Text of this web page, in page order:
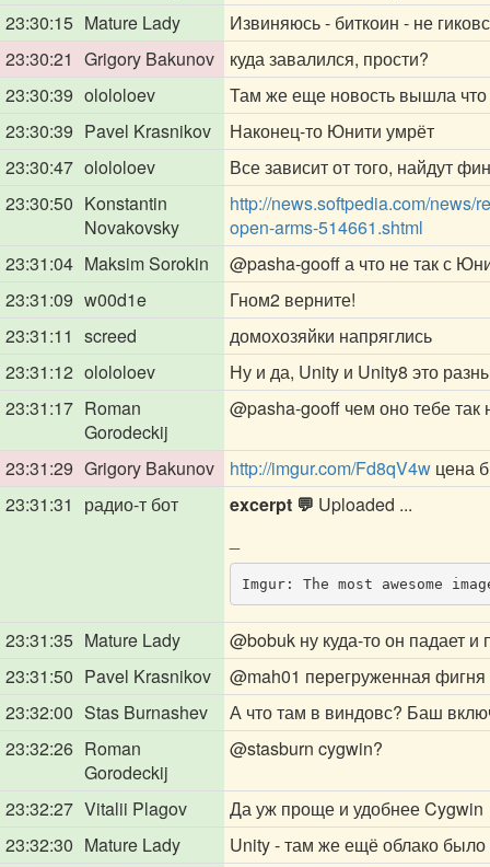
23:30:15 Mature Lady
Извиняюсь - биткоин - не
23:30:21 Grigory Bakunov
куда завалился, прости?
23:30:39 olololoev
Там же еще новость вышла
23:30:39 Pavel Krasnikov
Наконец-то Юнити умрёт
23:30:47 olololoev
Все зависит от того, найдут
23:30:50 Konstantin
Novakovsky
http://news.softpedia.com/news/
open-arms-514661.shtml
23:31:04 Maksim Sorokin @pasha-gooffа что не так с
23:31:09 w00d1e
Гном2 верните!
23:31:11 screed
домохозяйки напряглись
23:31:12 olololoev
Ну и да, Unity и Unity8 это
23:31:17 Roman
Gorodeckij
@pasha-gooff чем оно тебе так
23:31:29 Grigory Bakunov http://imgur.com/Fd8qV4w цена
23:31:31
радио-т бот excerpt 💬 Uploaded ...
Imgur: The most awesome
23:31:35 Mature Lady @bobuk ну куда-то он падает
23:31:50 Pavel Krasnikov @mah01 перегруженная фигня
23:32:00 Stas Burnashev
А что там в виндовс? Баш
23:32:26 Roman
Gorodeckij
@stasburn cygwin?
23:32:27 Vitalii Plagov
Да уж проще и удобнее Cygwin
23:32:30 Mature Lady
Unity - там же ещё облако